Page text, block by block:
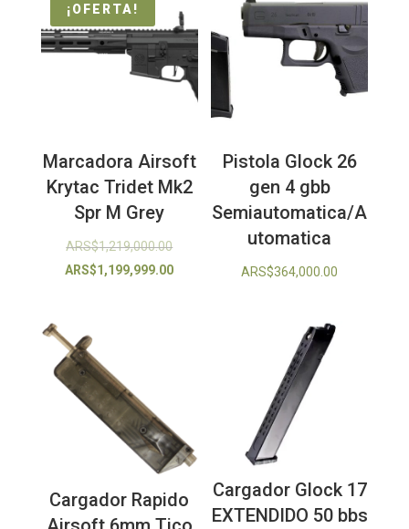
¡OFERTA!
Marcadora Airsoft
Krytac Tridet Mk2
Spr M Grey
ARS$1,219,000.00El
precio
ARS$1,199,999.00El
Pistola Glock 26
gen 4 gbb
Semiautomatica/A
utomatica
ARS$364,000.00
Cargador Rapido
Cargador Glock 17
EXTENDIDO 50 bbs